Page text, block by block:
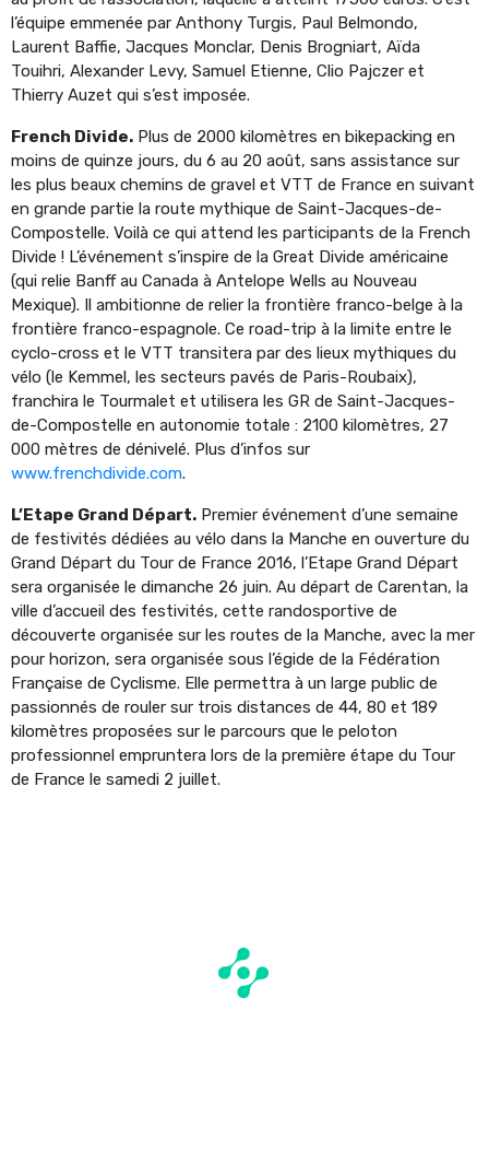
l’équipe emmenée par Anthony Turgis, Paul Belmondo,
Laurent Baffie, Jacques Monclar, Denis Brogniart, Aïda
Touihri, Alexander Levy, Samuel Etienne, Clio Pajczer et
Thierry Auzet qui s’est imposée.
French Divide. Plus de 2000 kilomètres en bikepacking en
moins de quinze jours, du 6 au 20 août, sans assistance sur
les plus beaux chemins de gravel et VTT de France en suivant
en grande partie la route mythique de Saint-Jacques-de-
Compostelle. Voilà ce qui attend les participants de la French
Divide ! L’événement s’inspire de la Great Divide américaine
(qui relie Banff au Canada à Antelope Wells au Nouveau
Mexique). Il ambitionne de relier la frontière franco-belge à la
frontière franco-espagnole. Ce road-trip à la limite entre le
cyclo-cross et le VTT transitera par des lieux mythiques du
vélo (le Kemmel, les secteurs pavés de Paris-Roubaix),
franchira le Tourmalet et utilisera les GR de Saint-Jacques-
de-Compostelle en autonomie totale : 2100 kilomètres, 27
000 mètres de dénivelé. Plus d’infos sur
www.frenchdivide.com.
L’Etape Grand Départ. Premier événement d’une semaine
de festivités dédiées au vélo dans la Manche en ouverture du
Grand Départ du Tour de France 2016, l’Etape Grand Départ
sera organisée le dimanche 26 juin. Au départ de Carentan, la
ville d’accueil des festivités, cette randosportive de
découverte organisée sur les routes de la Manche, avec la mer
pour horizon, sera organisée sous l’égide de la Fédération
Française de Cyclisme. Elle permettra à un large public de
passionnés de rouler sur trois distances de 44, 80 et 189
kilomètres proposées sur le parcours que le peloton
professionnel empruntera lors de la première étape du Tour
de France le samedi 2 juillet.